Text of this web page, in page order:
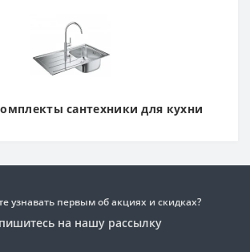
сантехники для кухни
узнавать первым об акциях и скидках?
на нашу рассылку